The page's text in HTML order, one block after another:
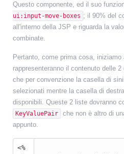
Questo componente, ed il suo
ui:input-move-boxes ; il 90% del
all'interno della JSP e riguarda la
combinate.
Pertanto, come prima cosa,
rappresenteranno il contenuto delle
che per convenzione la casella di
selezionati mentre la casella di
disponibili. Queste 2 liste dovranno
KeyValuePair
che non è altro di
appunto.
<%